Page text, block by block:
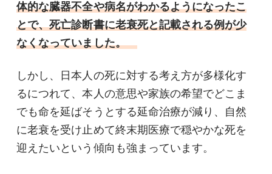
体的な臓器不全や病名がわかるようになったこ
とで、死亡診断書に老衰死と記載される例が少
なくなっていました。
しかし、日本人の死に対する考え方が多様化す
るにつれて、本人の意思や家族の希望でどこま
でも命を延ばそうとする延命治療が減り、自然
に老衰を受け止めて終末期医療で穏やかな死を
迎えたいという傾向も強まっています。